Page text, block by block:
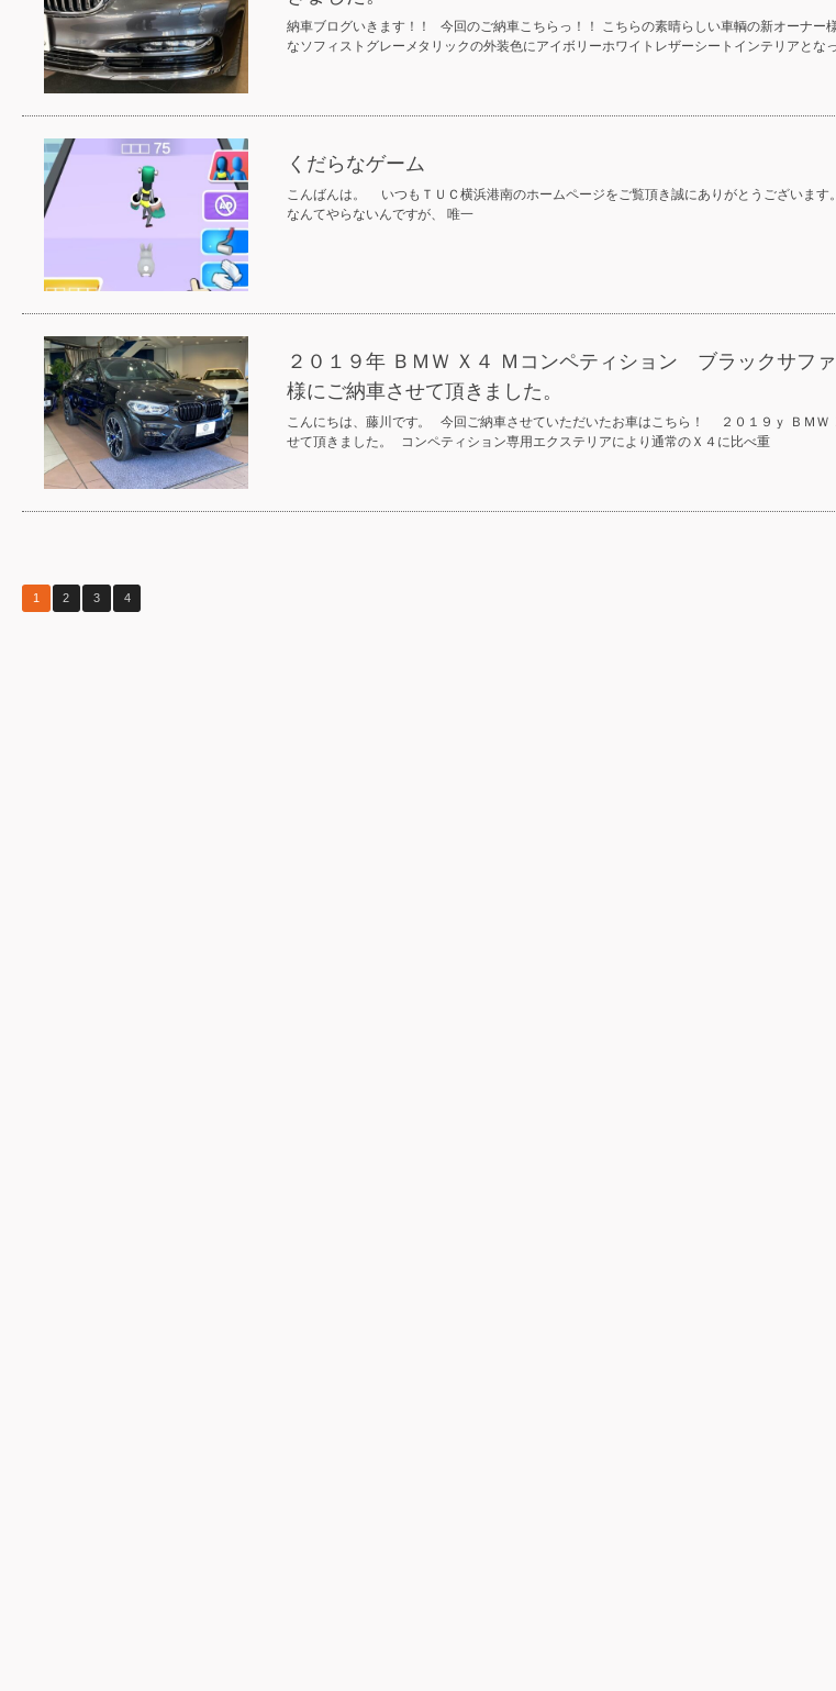
納車ブログいきます！！ 今回のご納車こちらっ！！ こちらの素晴らしい車輌の新オーナ
なソフィストグレーメタリックの外装色にアイボリーホワイトレザーシートインテリアとなっ
くだらなゲーム
こんばんは。 いつもＴＵＣ横浜港南のホームページをご覧頂き誠にありがとうござい
なんてやらないんですが、 唯一
２０１９年 ＢＭＷ Ｘ４ Ｍコンペティション ブラックサフ
様にご納車させて頂きました。
こんにちは、藤川です。 今回ご納車させていただいたお車はこちら！ ２０１９ｙ ＢＭＷ
せて頂きました。 コンペティション専用エクステリアにより通常のＸ４に比べ重
1 2 3 4